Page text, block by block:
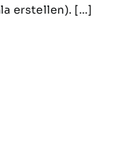
erstellen). […]